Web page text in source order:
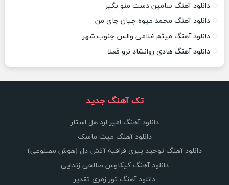
دانلود آهنگ سامین دست منو بگیر
دانلود آهنگ محمد میوه چیان جای من
دانلود آهنگ میثم غلامی والس جنوب شهر
دانلود آهنگ هادی روانشاد نرو فعلا
تک آهنگ جدید
دانلود آهنگ امیر لرد هل استار
دانلود آهنگ میث ماسک
دانلود آهنگ توحید پیری قراقیه آتش دل (هوش مصنوعی)
دانلود آهنگ کیکاوس صالحی زندایی
دانلود آهنگ تور زمری تقدیر